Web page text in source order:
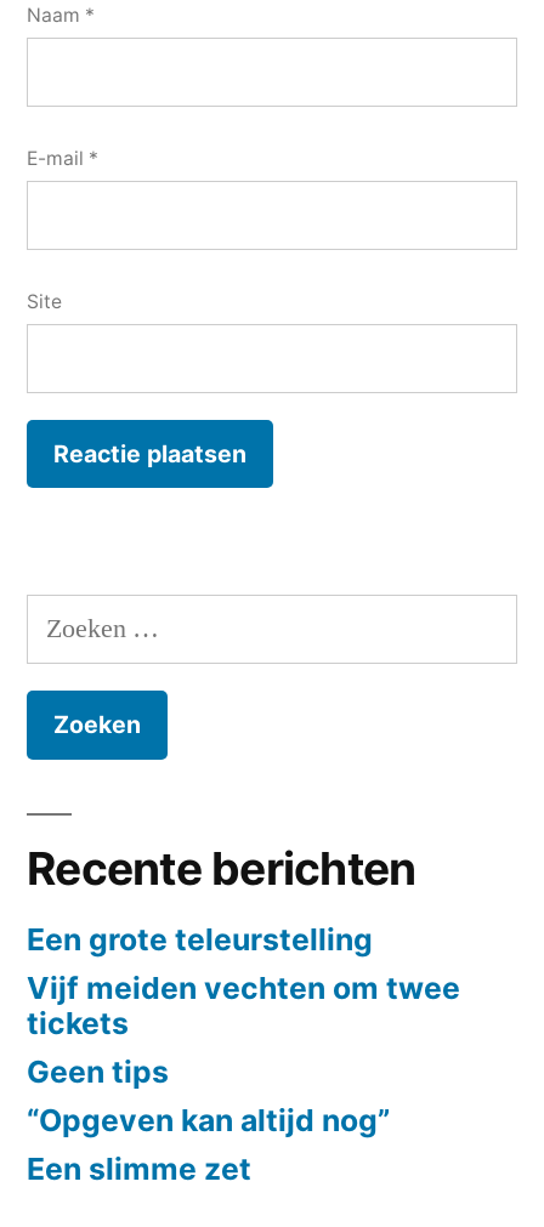
Naam *
E-mail *
Site
Zoeken
naar:
Recente berichten
Een grote teleurstelling
Vijf meiden vechten om twee
tickets
Geen tips
“Opgeven kan altijd nog”
Een slimme zet